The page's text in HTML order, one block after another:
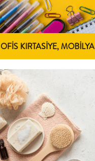
OFİS KIRTASİYE, MOBİLYA